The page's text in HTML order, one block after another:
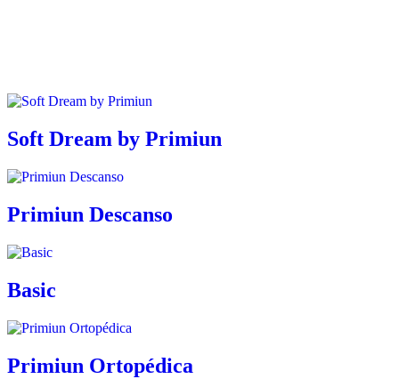
Soft Dream by Primiun
Primiun Descanso
Basic
Primiun Ortopédica